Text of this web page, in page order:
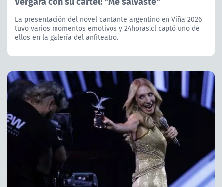
La presentación del novel cantante argentino en Viña 2026
tuvo varios momentos emotivos y 24horas.cl captó uno de
ellos en la galería del anfiteatro.